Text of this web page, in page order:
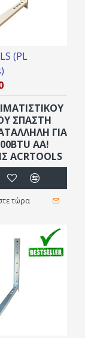
(PL
ΣΠΑΣΤΗ
ΓΙΑ
ΑA!
ACRTOOLS
τώρα